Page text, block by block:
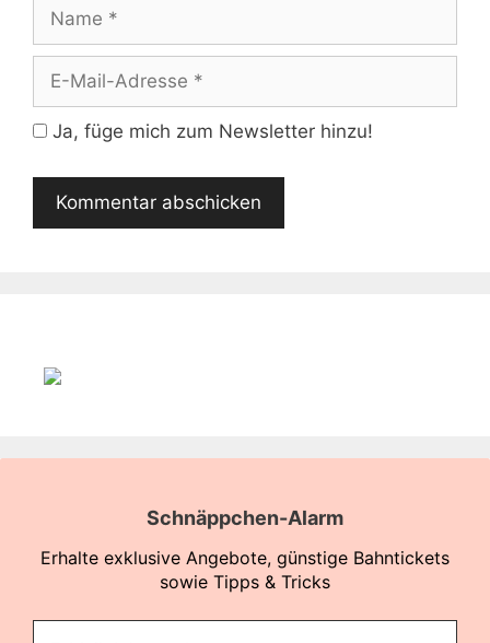
Name
Adresse
Ja, füge mich zum Newsletter hinzu!
Schnäppchen-Alarm
Erhalte exklusive Angebote, günstige Bahntickets
sowie Tipps & Tricks